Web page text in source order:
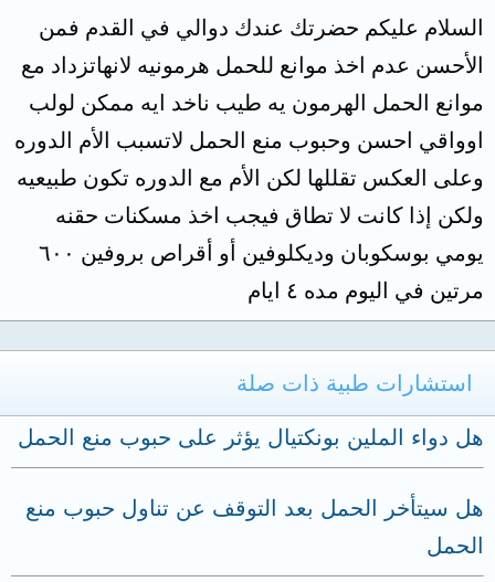
السلام عليكم حضرتك عندك دوالي في القدم فمن
الأحسن عدم اخذ موانع للحمل هرمونيه لانهاتزداد مع
موانع الحمل الهرمون يه طيب ناخد ايه ممكن لولب
اوواقي احسن وحبوب منع الحمل لاتسبب الأم الدوره
وعلى العكس تقللها لكن الأم مع الدوره تكون طبيعيه
ولكن إذا كانت لا تطاق فيجب اخذ مسكنات حقنه
يومي بوسكوبان وديكلوفين أو أقراص بروفين ٦٠٠
مرتين في اليوم مده ٤ ايام
استشارات طبية ذات صلة
هل دواء الملين بونكتيال يؤثر على حبوب منع الحمل
هل سيتأخر الحمل بعد التوقف عن تناول حبوب منع
الحمل